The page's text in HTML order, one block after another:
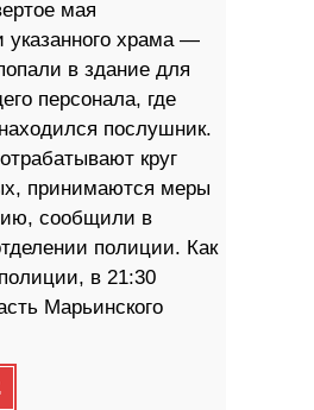
мая
указанного храма —
в здание для
персонала, где
послушник.
круг
принимаются меры
сообщили в
полиции. Как
в 21:30
Марьинского